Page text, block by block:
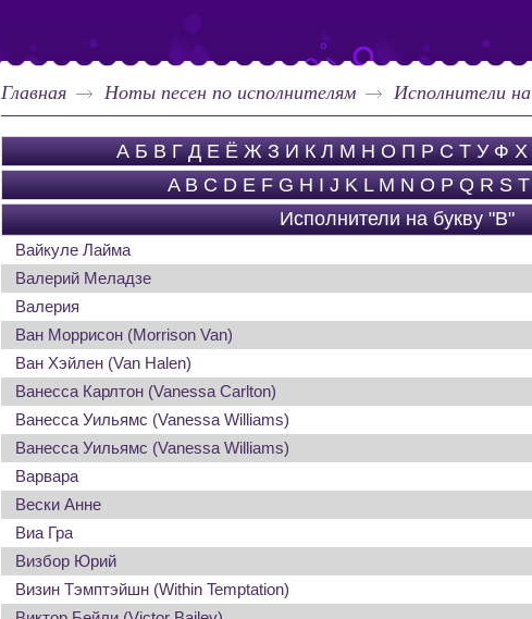
Главная Ноты песен по исполнителям Исполнители
А Б В Г Д Е Ё Ж З И К Л М Н О П Р С Т У Ф Х
A B C D E F G H I J K L M N O P Q R S T
Исполнители на букву "В"
Вайкуле Лайма
Валерий Меладзе
Валерия
Ван Моррисон (Morrison Van)
Ван Хэйлен (Van Halen)
Ванесса Карлтон (Vanessa Carlton)
Ванесса Уильямс (Vanessa Williams)
Ванесса Уильямс (Vanessa Williams)
Варвара
Вески Анне
Виа Гра
Визбор Юрий
Визин Тэмптэйшн (Within Temptation)